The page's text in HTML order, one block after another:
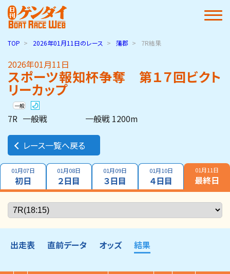
TOP 2026年01月11日のレース 蒲郡 7R結果
2026年01月11日
スポーツ報知杯争奪 第１７回ビクト
リーカップ
一般
7R 一般戦 一般戦 1200m
レース一覧へ戻る
01月07日
初日
01月08日
２日目
01月09日
３日目
01月10日
４日目
01月11日
最終日
出走表 直前データ オッズ 結果